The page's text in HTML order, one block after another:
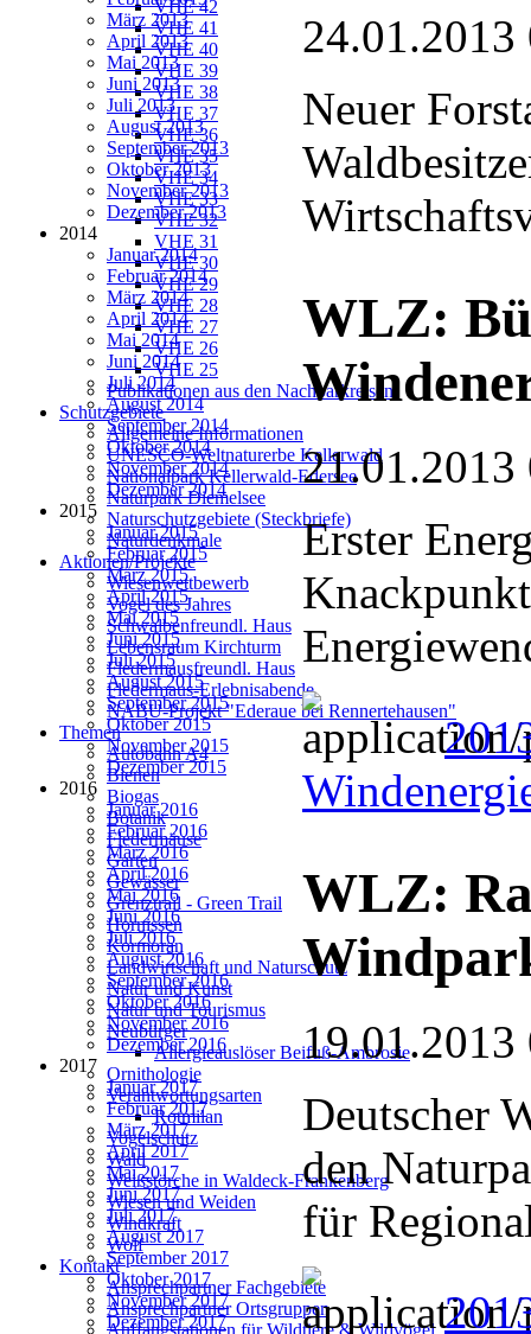
VHE 42
VHE 41
VHE 40
VHE 39
VHE 38
VHE 37
VHE 36
VHE 35
VHE 34
VHE 33
VHE 32
VHE 31
VHE 30
VHE 29
VHE 28
VHE 27
VHE 26
VHE 25
Publikationen aus den Nachbarkreisen
Schutzgebiete
Allgemeine Informationen
UNESCO-Weltnaturerbe Kellerwald
Nationalpark Kellerwald-Edersee
Naturpark Diemelsee
Naturschutzgebiete (Steckbriefe)
Naturdenkmale
Aktionen/Projekte
Wiesenwettbewerb
Vogel des Jahres
Schwalbenfreundl. Haus
Lebensraum Kirchturm
Fledermausfreundl. Haus
Fledermaus-Erlebnisabende
NABU-Projekt "Ederaue bei Rennertehausen"
Themen
Autobahn A4
Bienen
Biogas
Botanik
Fledermäuse
Garten
Gewässer
Grenztrail - Green Trail
Hornissen
Kormoran
Landwirtschaft und Naturschutz
Natur und Kunst
Natur und Tourismus
Neubürger
Allergieauslöser Beifuß-Ambrosie
Ornithologie
Verantwortungsarten
Rotmilan
Vogelschutz
Wald
Weißstörche in Waldeck-Frankenberg
Wiesen und Weiden
Windkraft
Wolf
Kontakt
Ansprechpartner Fachgebiete
Ansprechpartner Ortsgruppen
Auffangstationen für Wildtiere & Wildvögel
März 2013
April 2013
Mai 2013
Juni 2013
Juli 2013
August 2013
September 2013
Oktober 2013
November 2013
Dezember 2013
2014
Januar 2014
Februar 2014
März 2014
April 2014
Mai 2014
Juni 2014
Juli 2014
August 2014
September 2014
Oktober 2014
November 2014
Dezember 2014
2015
Januar 2015
Februar 2015
März 2015
April 2015
Mai 2015
Juni 2015
Juli 2015
August 2015
September 2015
Oktober 2015
November 2015
Dezember 2015
2016
Januar 2016
Februar 2016
März 2016
April 2016
Mai 2016
Juni 2016
Juli 2016
August 2016
September 2016
Oktober 2016
November 2016
Dezember 2016
2017
Januar 2017
Februar 2017
März 2017
April 2017
Mai 2017
Juni 2017
Juli 2017
August 2017
September 2017
Oktober 2017
November 2017
Dezember 2017
24.01.2013
Neuer
WLZ:
21.01.2013
Erster
WLZ:
19.01.2013
Deutscher
den
für